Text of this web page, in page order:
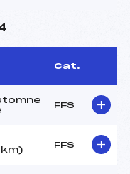
Cat.
FFS
FFS